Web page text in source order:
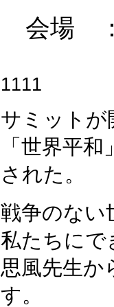
会場
1111
サミットが
「世界平
された。
戦争のない
私たちにで
思風先生か
す。